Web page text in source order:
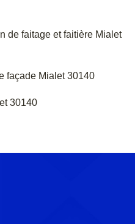
de faitage et faitière Mialet
façade Mialet 30140
30140